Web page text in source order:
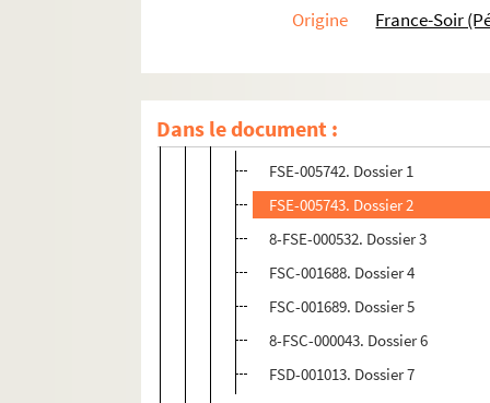
Origine
France-Soir
Dans le document :
FSE-004151. Michaud
Portraits divers
FSE-005742. Dossier 1
FSE-005743. Dossier 2
8-FSE-000532. Dossier 3
FSC-001688. Dossier 4
FSC-001689. Dossier 5
8-FSC-000043. Dossier 6
FSD-001013. Dossier 7